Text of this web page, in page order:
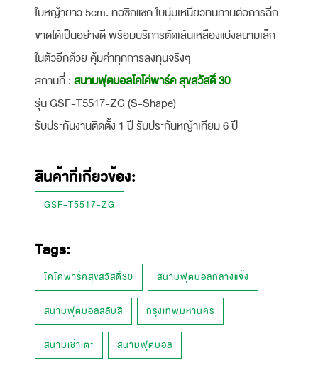
ใบหญ้ายาว 5cm. ทอซิกแซก ใบนุ่มเหนียวทนทานต่อการฉีก
ขาดได้เป็นอย่างดี พร้อมบริการตัดเส้นเหลืองแบ่งสนามเล็ก
ในตัวอีกด้วย คุ้มค่าทุกการลงทุนจริงๆ
สถานที่ : สนามฟุตบอลโคโค่พาร์ค สุขสวัสดิ์ 30
รุ่น GSF-T5517-ZG (S-Shape)
รับประกันงานติดตั้ง 1 ปี รับประกันหญ้าเทียม 6 ปี
สินค้าที่เกี่ยวข้อง:
GSF-T5517-ZG
Tags:
โคโค่พาร์คสุขสวัสดิ์30 สนามฟุตบอลกลางแจ้ง
สนามฟุตบอลสลับสี กรุงเทพมหานคร
สนามเช่าเตะ สนามฟุตบอล